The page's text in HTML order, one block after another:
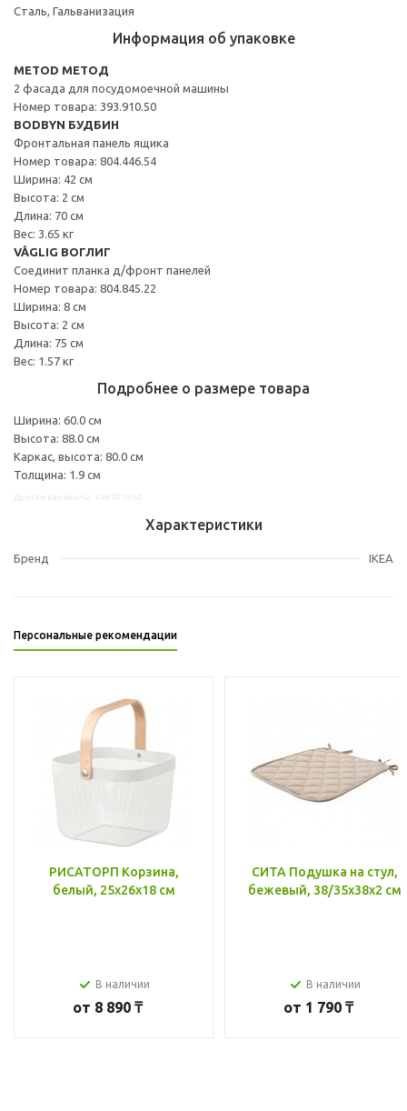
Сталь, Гальванизация
Информация об упаковке
METOD МЕТОД
2 фасада для посудомоечной машины
Номер товара: 393.910.50
BODBYN БУДБИН
Фронтальная панель ящика
Номер товара: 804.446.54
Ширина: 42 см
Высота: 2 см
Длина: 70 см
Вес: 3.65 кг
VÅGLIG ВОГЛИГ
Соединит планка д/фронт панелей
Номер товара: 804.845.22
Ширина: 8 см
Высота: 2 см
Длина: 75 см
Вес: 1.57 кг
Подробнее о размере товара
Ширина: 60.0 см
Высота: 88.0 см
Каркас, высота: 80.0 см
Толщина: 1.9 см
Характеристики
Бренд IKEA
Персональные рекомендации
РИСАТОРП Корзина,
белый, 25x26x18 см
В наличии
от 8 890 ₸
СИТА Подушка на стул,
бежевый, 38/35x38x2 см
В наличии
от 1 790 ₸